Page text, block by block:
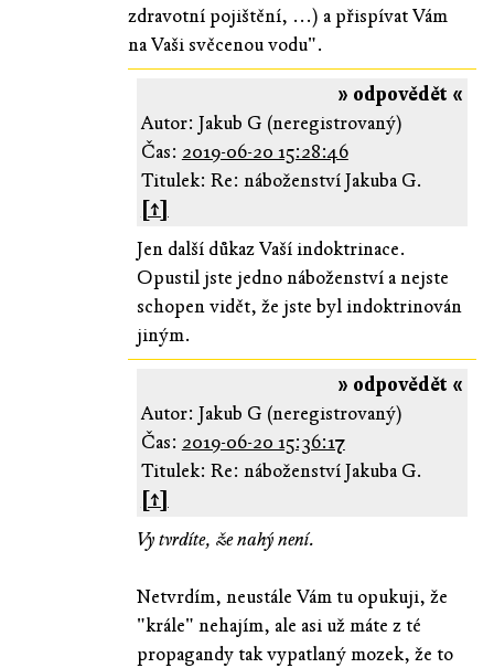
zdravotní pojištění, ...) a přispívat Vám
na Vaši svěcenou vodu".
» odpovědět «
Autor: Jakub G (neregistrovaný)
Čas: 2019-06-20 15:28:46
Titulek: Re: náboženství Jakuba G.
[↑]
Jen další důkaz Vaší indoktrinace.
Opustil jste jedno náboženství a nejste
schopen vidět, že jste byl indoktrinován
jiným.
» odpovědět «
Autor: Jakub G (neregistrovaný)
Čas: 2019-06-20 15:36:17
Titulek: Re: náboženství Jakuba G.
[↑]
Vy tvrdíte, že nahý není.
Netvrdím, neustále Vám tu opukuji, že
"krále" nehajím, ale asi už máte z té
propagandy tak vypatlaný mozek, že to